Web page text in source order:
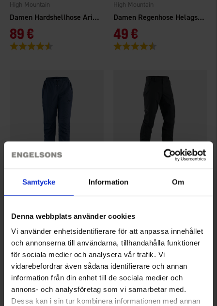
Samtycke Information Om
Denna webbplats använder cookies
Vi använder enhetsidentifierare för att anpassa innehållet
och annonserna till användarna, tillhandahålla funktioner
för sociala medier och analysera vår trafik. Vi
vidarebefordrar även sådana identifierare och annan
information från din enhet till de sociala medier och
annons- och analysföretag som vi samarbetar med.
Dessa kan i sin tur kombinera informationen med annan
Damen Hardshellhose Arizona WP
High Mountain
89 €
Bewertung:
Damen Regenhose Helags WP
High Mountain
49 €
Bewertung:
Damen Regenhose Helags WP
High Mountain
1474
49 €
Herren Hardshellhose Arizona WP
High Mountain
89 €
4.5 von 5 Sternen